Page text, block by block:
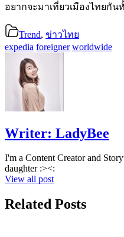
อยากจะมาเที่ยวเมืองไทยกัน
Trend, ข่าวไทย
expedia foreigner worldwide
Writer: LadyBee
I'm a Content Creator and
daughter :><:
View all post
Related Posts